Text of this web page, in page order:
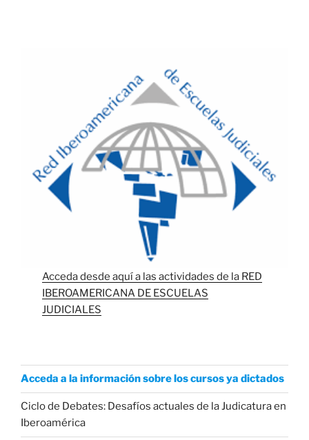
Acceda desde aquí a las actividades de la RED
IBEROAMERICANA DE ESCUELAS
JUDICIALES
Acceda a la información sobre los cursos ya dictados
Ciclo de Debates: Desafíos actuales de la Judicatura en
Iberoamérica